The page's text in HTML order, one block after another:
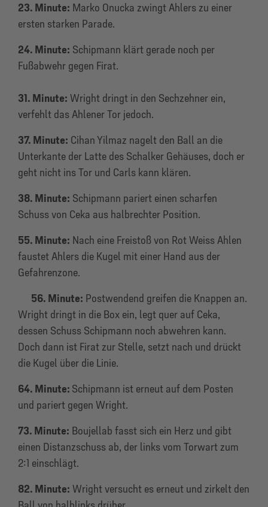
23. Minute: Marko Onucka zwingt Ahlers zu einer
ersten starken Parade.
24. Minute: Schipmann klärt gerade noch per
Fußabwehr gegen Firat.
31. Minute: Wright dringt in den Sechzehner ein,
verfehlt das Ahlener Tor jedoch.
37. Minute: Cihan Yilmaz nagelt den Ball an die
Unterkante der Latte des Schalker Gehäuses, doch er
geht nicht ins Tor und Carls kann klären.
38. Minute: Schipmann pariert einen scharfen
Schuss von Ceka aus halbrechter Position.
55. Minute: Nach eine Freistoß von Rot Weiss Ahlen
faustet Ahlers die Kugel mit einer Hand aus der
Gefahrenzone.
56. Minute: Postwendend greifen die Knappen an.
Wright dringt in die Box ein, legt quer auf Ceka,
dessen Schuss Schipmann noch abwehren kann.
Doch dann ist Firat zur Stelle, setzt nach und drückt
die Kugel über die Linie.
64. Minute: Schipmann ist erneut auf dem Posten
und pariert gegen Wright.
73. Minute: Boujellab fasst sich ein Herz und gibt
einen Distanzschuss ab, der links vom Torwart zum
2:1 einschlägt.
82. Minute: Wright versucht es erneut und zirkelt den